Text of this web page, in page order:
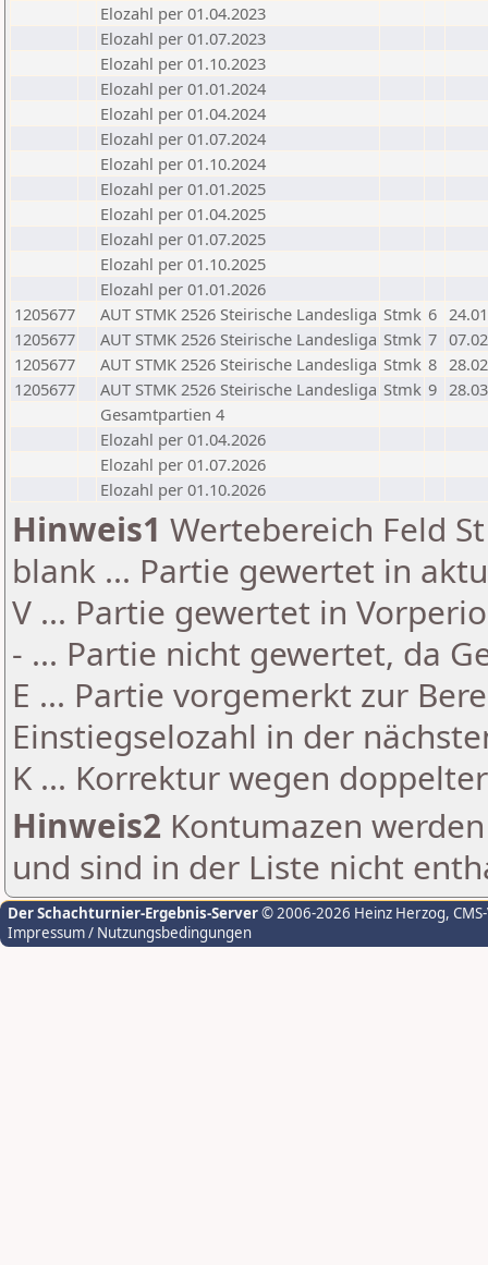
Elozahl per 01.04.2023
Elozahl per 01.07.2023
Elozahl per 01.10.2023
Elozahl per 01.01.2024
Elozahl per 01.04.2024
Elozahl per 01.07.2024
Elozahl per 01.10.2024
Elozahl per 01.01.2025
Elozahl per 01.04.2025
Elozahl per 01.07.2025
Elozahl per 01.10.2025
Elozahl per 01.01.2026
1205677
AUT STMK 2526 Steirische Landesliga Stmk 6
1205677
AUT STMK 2526 Steirische Landesliga Stmk 7
1205677
AUT STMK 2526 Steirische Landesliga Stmk 8
1205677
AUT STMK 2526 Steirische Landesliga Stmk 9
Gesamtpartien 4
Elozahl per 01.04.2026
Elozahl per 01.07.2026
Elozahl per 01.10.2026
Hinweis1 Wertebereich Feld
blank ... Partie gewertet in
V ... Partie gewertet in
- ... Partie nicht gewertet, da
E ... Partie vorgemerkt zur
Einstiegselozahl in der
K ... Korrektur wegen
Hinweis2 Kontumazen
und sind in der Liste nicht
Der Schachturnier-Ergebnis-Server© 2006-2026 Heinz Herzog,
Impressum / Nutzungsbedingungen